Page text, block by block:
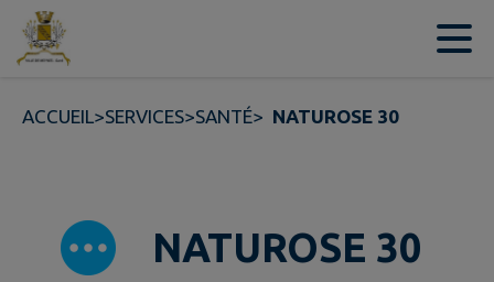
Contenu
ACCUEIL>SERVICES>SANTÉ> NATUROSE 30
NATUROSE 30